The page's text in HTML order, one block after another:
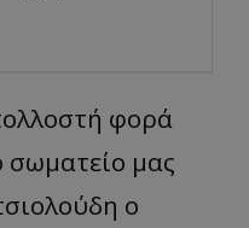
φορά
σωματείο μας
ο